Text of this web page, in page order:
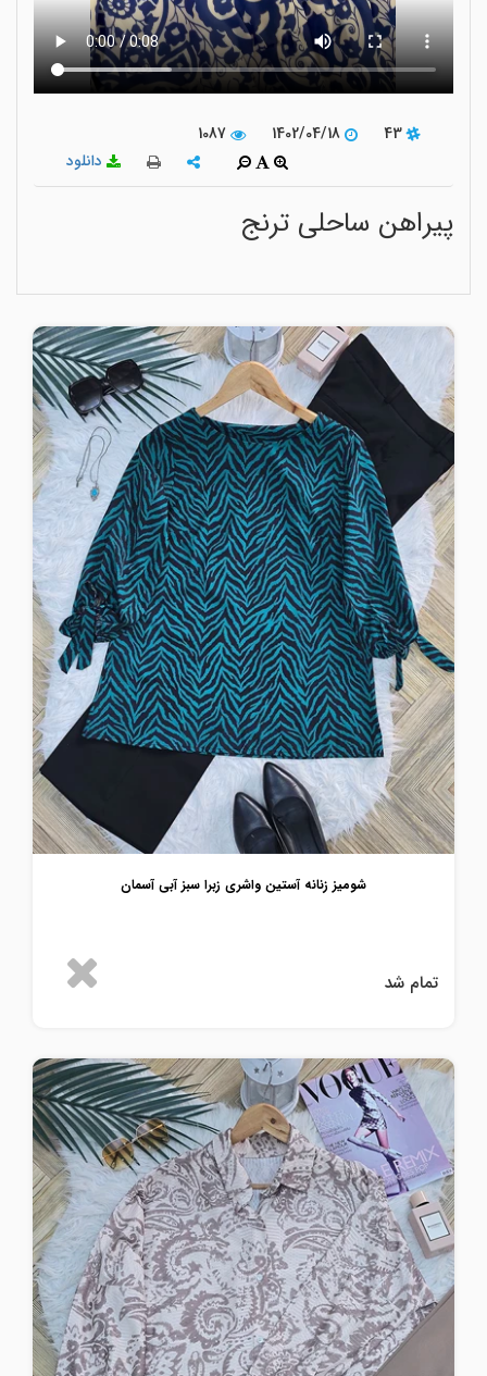
43
1402/04/18
1087
دانلود
پیراهن ساحلی ترنج
شومیز زنانه آستین واشری زبرا سبز آبی آسمان
تمام شد